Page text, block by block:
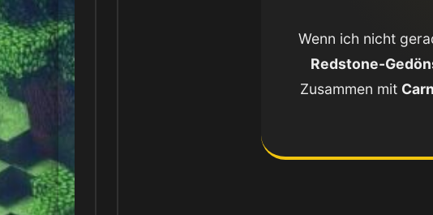
Wenn ich nicht
Redstone-
Zusammen mit